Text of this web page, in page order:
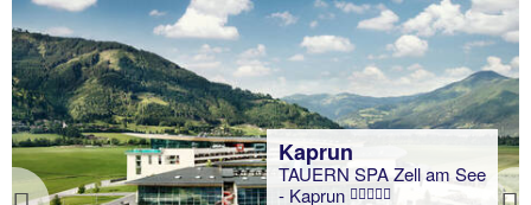
Kaprun
TAUERN SPA Zell am See
- Kaprun